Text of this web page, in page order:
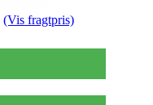
(Vis fragtpris)